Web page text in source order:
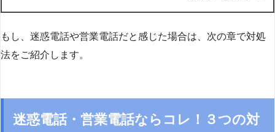
もし、迷惑電話や営業電話だと感じた場合は、次の章で対処
法をご紹介します。
迷惑電話・営業電話ならコレ！３つの対